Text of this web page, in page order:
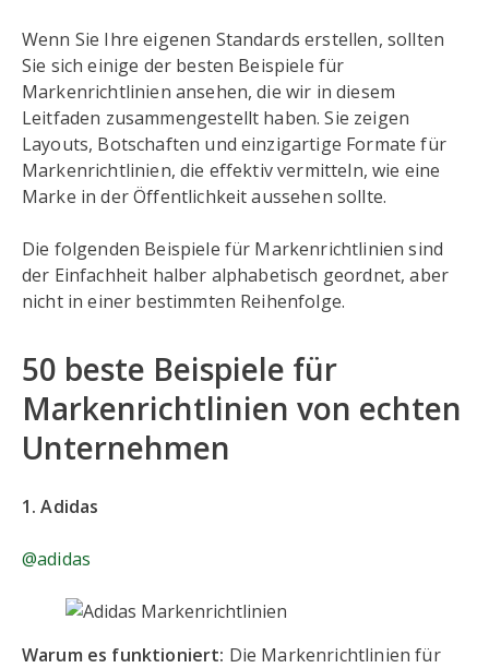
Wenn Sie Ihre eigenen Standards erstellen, sollten
Sie sich einige der besten Beispiele für
Markenrichtlinien ansehen, die wir in diesem
Leitfaden zusammengestellt haben. Sie zeigen
Layouts, Botschaften und einzigartige Formate für
Markenrichtlinien, die effektiv vermitteln, wie eine
Marke in der Öffentlichkeit aussehen sollte.
Die folgenden Beispiele für Markenrichtlinien sind
der Einfachheit halber alphabetisch geordnet, aber
nicht in einer bestimmten Reihenfolge.
50 beste Beispiele für
Markenrichtlinien von echten
Unternehmen
1. Adidas
@adidas
Warum es funktioniert: Die Markenrichtlinien für